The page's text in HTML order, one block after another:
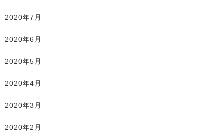
2020年7月
2020年6月
2020年5月
2020年4月
2020年3月
2020年2月